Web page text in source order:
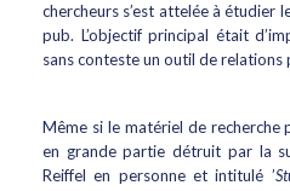
chercheurs s’est attelée à étudier
pub. L’objectif principal était
sans conteste un outil de relations
Même si le matériel de
en grande partie détruit par la
Reiffel en personne et intitulé ’